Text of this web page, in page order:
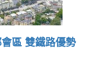
會區 雙鐵路優勢